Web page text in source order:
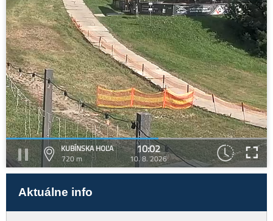
KUBÍNSKA HOĽA
720 m
10:02
10. 8. 2026
Aktuálne info